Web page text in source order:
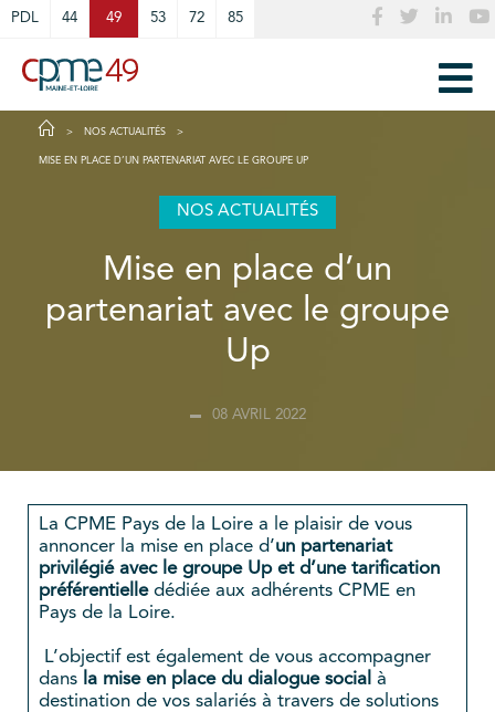
PDL 44 49 53 72 85
NOS ACTUALITÉS
MISE EN PLACE D’UN PARTENARIAT AVEC LE GROUPE UP
NOS ACTUALITÉS
Mise en place d’un
partenariat avec le groupe
Up
08 AVRIL 2022
La CPME Pays de la Loire a le plaisir de vous
annoncer la mise en place d’un partenariat
privilégié avec le groupe Up et d’une tarification
préférentielledédiée aux adhérents CPME en
Pays de la Loire.
L’objectif est également de vous accompagner
dans la mise en place du dialogue social à
destination de vos salariés à travers de solutions
Cookies management panel